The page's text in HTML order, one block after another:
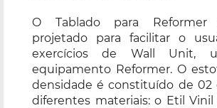
O Tablado para Reformer
projetado para facilitar o
exercícios de Wall Unit,
equipamento Reformer. O
densidade é constituído de 02
diferentes materiais: o Etil